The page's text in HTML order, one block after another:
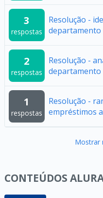
3
respostas
Resolução -
departamento
2
respostas
Resolução -
departamento
1
respostas
Resolução -
empréstimos
Mostrar
CONTEÚDOS